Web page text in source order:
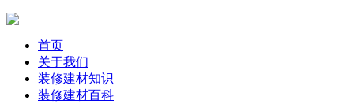
首页
关于我们
装修建材知识
装修建材百科